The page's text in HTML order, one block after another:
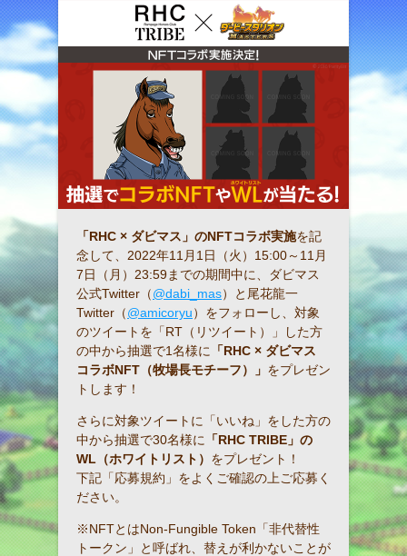
「RHC × ダビマス」のNFTコラボ実施を記
念して、2022年11月1日（火）15:00～11月
7日（月）23:59までの期間中に、ダビマス
公式Twitter（@dabi_mas）と尾花龍一
Twitter（@amicoryu）をフォローし、対象
のツイートを「RT（リツイート）」した方
の中から抽選で1名様に
「RHC × ダビマス
コラボNFT（牧場長モチーフ）」 をプレゼン
トします！
さらに対象ツイートに「いいね」をした方の
中から抽選で30名様に
「RHC TRIBE」の
WL（ホワイトリスト） をプレゼント！
下記「応募規約」をよくご確認の上ご応募く
ださい。
※NFTとはNon-Fungible Token「非代替性
トークン」と呼ばれ、替えが利かないことが